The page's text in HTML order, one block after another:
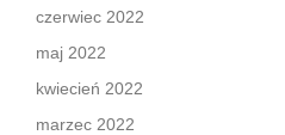
czerwiec 2022
maj 2022
kwiecień 2022
marzec 2022